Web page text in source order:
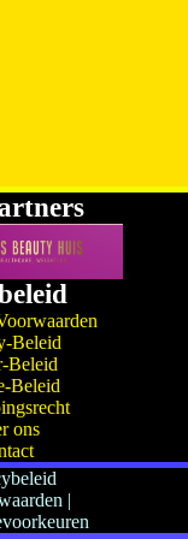
Beleid
Beleid
Beleid
ons
|